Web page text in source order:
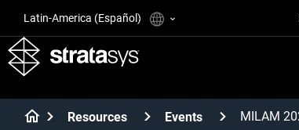
Latin-America (Español)
Resources Events MILAM